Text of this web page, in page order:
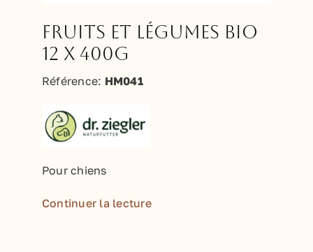
Fruits et légumes BIO
12 x 400g
Référence: HM041
Pour chiens
Continuer la lecture